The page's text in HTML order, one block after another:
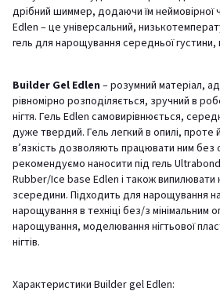
дрібний шиммер, додаючи їм неймовірної
Edlen – це універсальний,
гель для нарощування середньої густини,
Builder Gel Edlen – розумний матеріал,
рівномірно розподіляється, зручний в
нігтя. Гель Edlen самовирівнюється,
дуже твердий. Гель легкий в опилі, проте
в’язкість дозволяють працювати ним без
рекомендуємо наносити під гель
Rubber/Ice base Edlen і також випилювати
зсередини. Підходить для нарощування
нарощування в техніці без/з мінімальним
нарощування, моделювання нігтьової
нігтів.
Характеристики Builder gel Edlen: